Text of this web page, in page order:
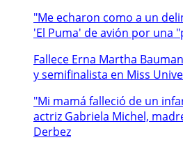
"Me echaron como a un
'El Puma' de avión por una
Fallece Erna Martha
y semifinalista en Miss
"Mi mamá falleció de un
actriz Gabriela Michel,
Derbez